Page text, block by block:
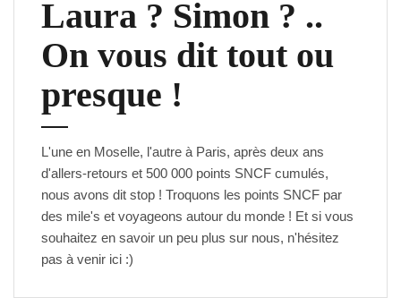
c
p
Laura ? Simon ? ..
On vous dit tout ou
presque !
L'une en Moselle, l'autre à Paris, après deux ans
d'allers-retours et 500 000 points SNCF cumulés,
nous avons dit stop ! Troquons les points SNCF par
des mile's et voyageons autour du monde ! Et si vous
souhaitez en savoir un peu plus sur nous, n'hésitez
pas à venir ici :)